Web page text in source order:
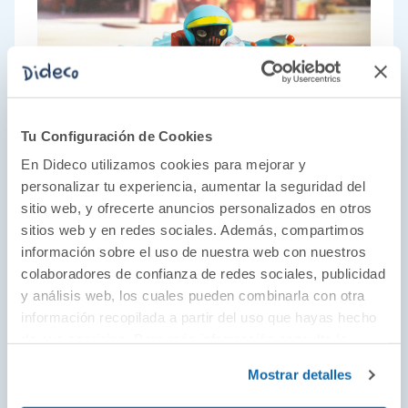
Tu Configuración de Cookies
En Dideco utilizamos cookies para mejorar y
personalizar tu experiencia, aumentar la seguridad del
sitio web, y ofrecerte anuncios personalizados en otros
sitios web y en redes sociales. Además, compartimos
información sobre el uso de nuestra web con nuestros
colaboradores de confianza de redes sociales, publicidad
y análisis web, los cuales pueden combinarla con otra
información recopilada a partir del uso que hayas hecho
Mostrar detalles
El juego como parte del desarrollo
Juguetes educativos desde 1954 con un toque
estético único y artístico. Descubre juguetes